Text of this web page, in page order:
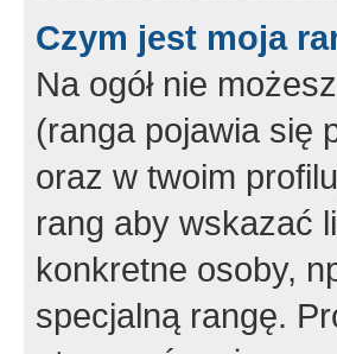
Czym jest moja
Na ogół nie
(ranga pojawia się
oraz w twoim
rang aby wskazać
konkretne osoby,
specjalną rangę.